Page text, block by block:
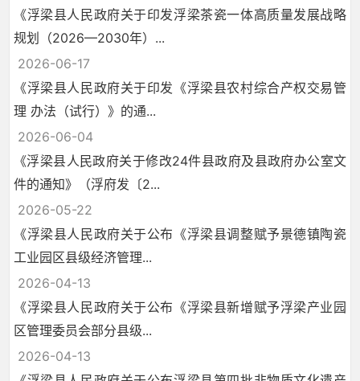
《浮梁县人民政府关于印发浮梁茶瓷一体高质量发展战略
规划（2026—2030年）...
2026-06-17
《浮梁县人民政府关于印发《浮梁县农村综合产权交易管
理 办法（试行）》的通...
2026-06-04
《浮梁县人民政府关于修改24件县政府及县政府办公室文
件的通知》（浮府发〔2...
2026-05-22
《浮梁县人民政府关于公布《浮梁县调整赋予景德镇陶瓷
工业园区县级经济管理...
2026-04-13
《浮梁县人民政府关于公布《浮梁县新增赋予浮梁产业园
区管理委员会部分县级...
2026-04-13